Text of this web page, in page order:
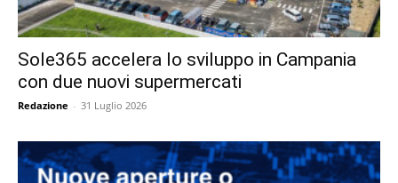
Sole365 accelera lo sviluppo in Campania
con due nuovi supermercati
Redazione - 31 Luglio 2026